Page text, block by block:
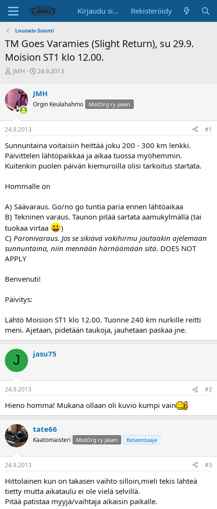
Kirjaudu sisään Rekisteröidy
Lounais-Suomi
TM Goes Varamies (Slight Return), su 29.9.
Moision ST1 klo 12.00.
K
s
u
s
t
e
u
n
a
o
t
j
a
JMH
A
i
t
s
i
v
ä
24.9.2013
JMH
Orgin Keulahahmo MotOrg ry jäsen
24.9.2013 #1
Sunnuntaina voitaisiin heittää joku 200 - 300 km lenkki.
Päivittelen lähtöpaikkaa ja aikaa tuossa myöhemmin.
Kuitenkin puolen päivän kiemuroilla olisi tarkoitus startata.
Hommalle on
A) Säävaraus. Go/no go tuntia paria ennen lähtöaikaa
B) Tekninen varaus. Taunon pitää sartata aamukylmällä (tai
tuokaa virtaa
)
C) Paronivaraus. Jos se sikiävä vakihirmu joutaakin ajelemaan
sunnuntaina, niin mennään härnäämään sitä. DOES NOT
APPLY
Benvenuti!
Päivitys:
Lähtö Moision ST1 klo 12.00. Tuonne 240 km nurkille reitti
meni. Ajetaan, pidetään taukoja, jauhetaan paskaa jne.
J jasu75
24.9.2013 #2
Hieno homma! Mukana ollaan oli kuvio kumpi vain
tate66
Kaatomaisteri MotOrg ry jäsen Betatestaaja
24.9.2013 #3
Hittolainen kun on takasen vaihto silloin,mieli tekis lähteä
tietty mutta aikataulu ei ole vielä selvillä.
Pitää patistaa myyjä/vaihtaja aikaisin paikalle.